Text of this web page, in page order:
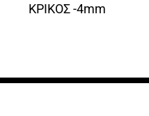
ΚΡΙΚΟΣ -4mm